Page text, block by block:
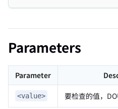
Parameters
Parameter
<value> 要检查的值，